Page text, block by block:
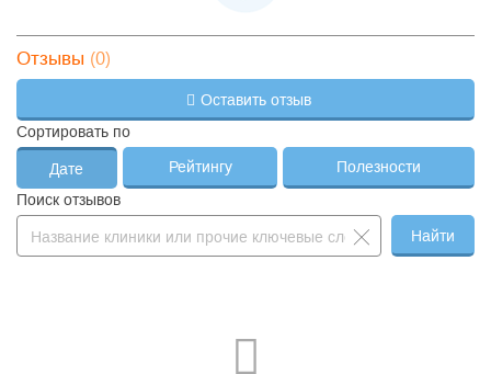
Отзывы (0)
Оставить отзыв
Сортировать по
Дате Рейтингу
Полезности
Поиск отзывов
Найти